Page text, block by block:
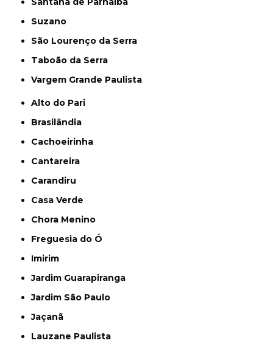
Suzano
São Lourenço da Serra
Taboão da Serra
Vargem Grande Paulista
Alto do Pari
Brasilândia
Cachoeirinha
Cantareira
Carandiru
Casa Verde
Chora Menino
Freguesia do Ó
Imirim
Jardim Guarapiranga
Jardim São Paulo
Jaçanã
Lauzane Paulista